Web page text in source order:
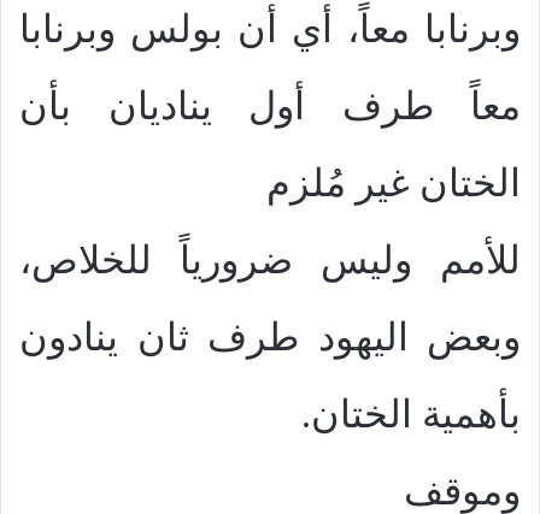
وبرنابا معاً، أي أن بولس وبرنابا
معاً طرف أول يناديان بأن
الختان غير مُلزم
للأمم وليس ضرورياً للخلاص،
وبعض اليهود طرف ثان ينادون
بأهمية الختان.
وموقف